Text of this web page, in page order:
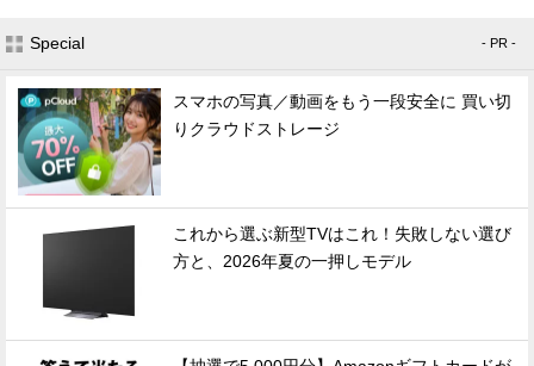
Special - PR -
スマホの写真／動画をもう一段安全に 買い切
りクラウドストレージ
これから選ぶ新型TVはこれ！失敗しない選び
方と、2026年夏の一押しモデル